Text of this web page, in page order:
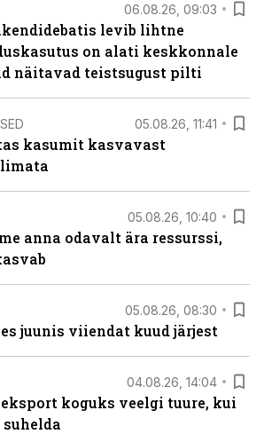
06.08.26, 09:03
levib lihtne
on alati keskkonnale
näitavad teistsugust pilti
05.08.26, 11:41
kasumit kasvavast
05.08.26, 10:40
anna odavalt ära ressurssi,
05.08.26, 08:30
juunis viiendat kuud järjest
04.08.26, 14:04
koguks veelgi tuure, kui